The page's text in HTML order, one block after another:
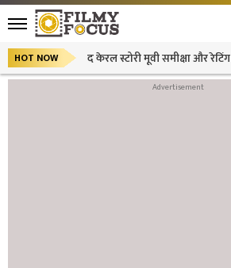
HOT NOW द केरल स्टोरी मूवी समीक्षा और रेटिंग